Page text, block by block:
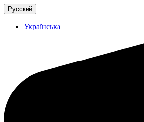
Русский
Українська